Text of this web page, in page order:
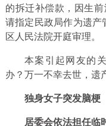
的拆迁补偿款，因生
请指定民政局作为遗产
区人民法院开庭审理。
本案引起网友的
办？万一不幸去世，遗
独身女子突发脑梗
居委会依法担任临